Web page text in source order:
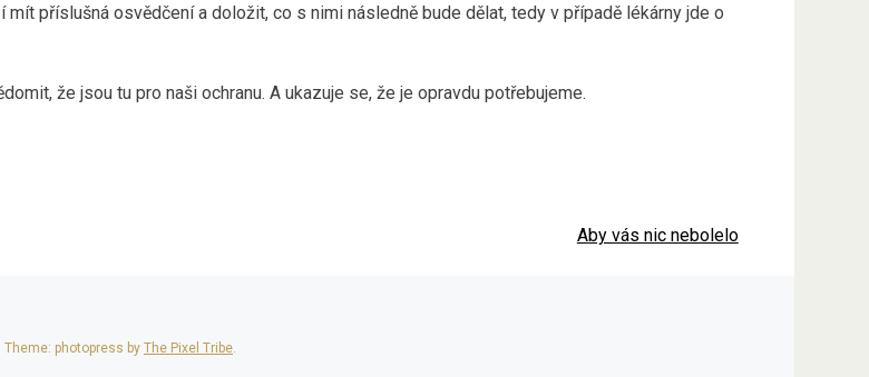
příslušná osvědčení a doložit, co s nimi následně bude dělat, tedy v případě lékárny jde o
že jsou tu pro naši ochranu. A ukazuje se, že je opravdu potřebujeme.
Aby vás nic nebolelo
Theme: photopress by The Pixel Tribe